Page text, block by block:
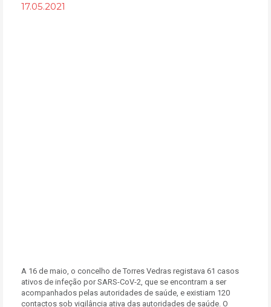
17.05.2021
A 16 de maio, o concelho de Torres Vedras registava 61 casos
ativos de infeção por SARS-CoV-2, que se encontram a ser
acompanhados pelas autoridades de saúde, e existiam 120
contactos sob vigilância ativa das autoridades de saúde. O